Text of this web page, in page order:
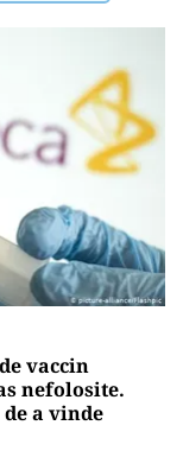
vaccin
nefolosite.
a vinde